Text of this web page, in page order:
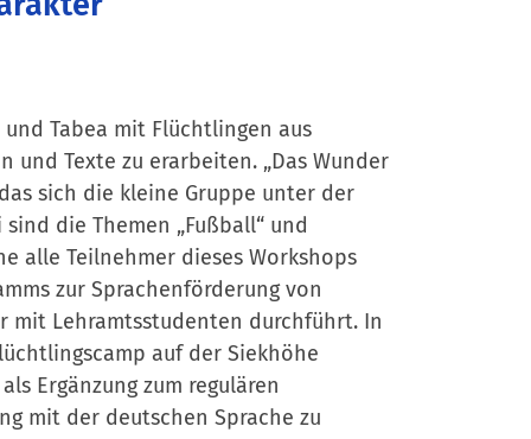
Tabea mit Flüchtlingen aus
Texte zu erarbeiten. „Das Wunder
sich die kleine Gruppe unter der
die Themen „Fußball“ und
alle Teilnehmer dieses Workshops
zur Sprachenförderung von
mit Lehramtsstudenten durchführt. In
auf der Siekhöhe
Ergänzung zum regulären
mit der deutschen Sprache zu